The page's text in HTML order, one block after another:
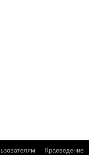
Краеведение